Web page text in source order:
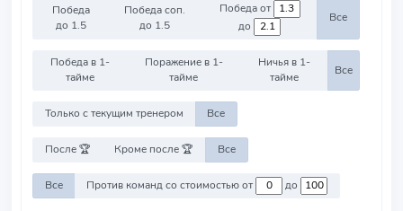
Победа
до 1.5
Победа соп.
до 1.5
Победа от
до
Все
Победа в 1-
тайме
Поражение в 1-
тайме
Ничья в 1-
тайме
Все
Только с текущим тренером Все
После 🏆 Кроме после 🏆 Все
Все Против команд со стоимостью от до